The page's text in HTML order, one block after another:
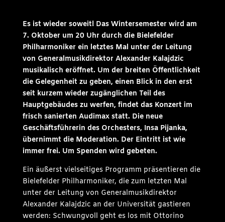
Es ist wieder soweit! Das Wintersemester wird am
7. Oktober um 20 Uhr durch die Bielefelder
Philharmoniker ein letztes Mal unter der Leitung
von Generalmusikdirektor Alexander Kalajdzic
musikalisch eröffnet. Um der breiten Öffentlichkeit
die Gelegenheit zu geben, einen Blick in den erst
seit kurzem wieder zugänglichen Teil des
Hauptgebäudes zu werfen, findet das Konzert im
frisch sanierten Audimax statt. Die neue
Geschäftsführerin des Orchesters, Insa Pijanka,
übernimmt die Moderation. Der Eintritt ist wie
immer frei. Um Spenden wird gebeten.
Ein äußerst vielseitiges Programm präsentieren die
Bielefelder Philharmoniker, die zum letzten Mal
unter der Leitung von Generalmusikdirektor
Alexander Kalajdzic an der Universität gastieren
werden: Schwungvoll geht es los mit Ottorino